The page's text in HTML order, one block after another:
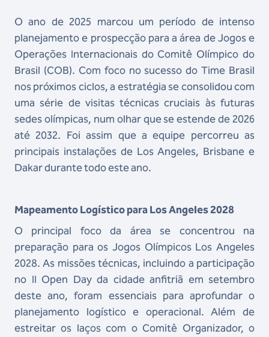
O ano de 2025 marcou um período de intenso
planejamento e prospecção para a área de Jogos e
Operações Internacionais do Comitê Olímpico do
Brasil (COB). Com foco no sucesso do Time Brasil
nos próximos ciclos, a estratégia se consolidou com
uma série de visitas técnicas cruciais às futuras
sedes olímpicas, num olhar que se estende de 2026
até 2032. Foi assim que a equipe percorreu as
principais instalações de Los Angeles, Brisbane e
Dakar durante todo este ano.
Mapeamento Logístico para Los Angeles 2028
O principal foco da área se concentrou na
preparação para os Jogos Olímpicos Los Angeles
2028. As missões técnicas, incluindo a participação
no II Open Day da cidade anfitriã em setembro
deste ano, foram essenciais para aprofundar o
planejamento logístico e operacional. Além de
estreitar os laços com o Comitê Organizador, o